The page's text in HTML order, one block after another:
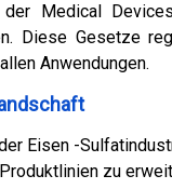
der Medical
Diese Gesetze
Anwendungen.
Eisen -
zu